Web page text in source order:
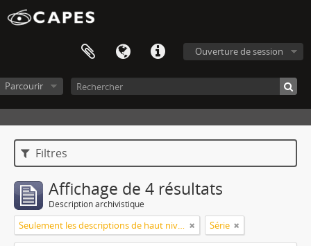
Ouverture de session
Parcourir
Filtres
Affichage de 4 résultats
Description archivistique
Seulement les descriptions de haut niveau Série